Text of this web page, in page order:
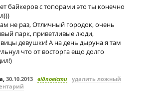
байкеров с топорами это ты конечно
не раз, Отличный городок, очень
парк, приветливые люди,
девушки! А на день дыруна я там
что от восторга ещо долго
, 30.10.2013 відповісти удалить ложный